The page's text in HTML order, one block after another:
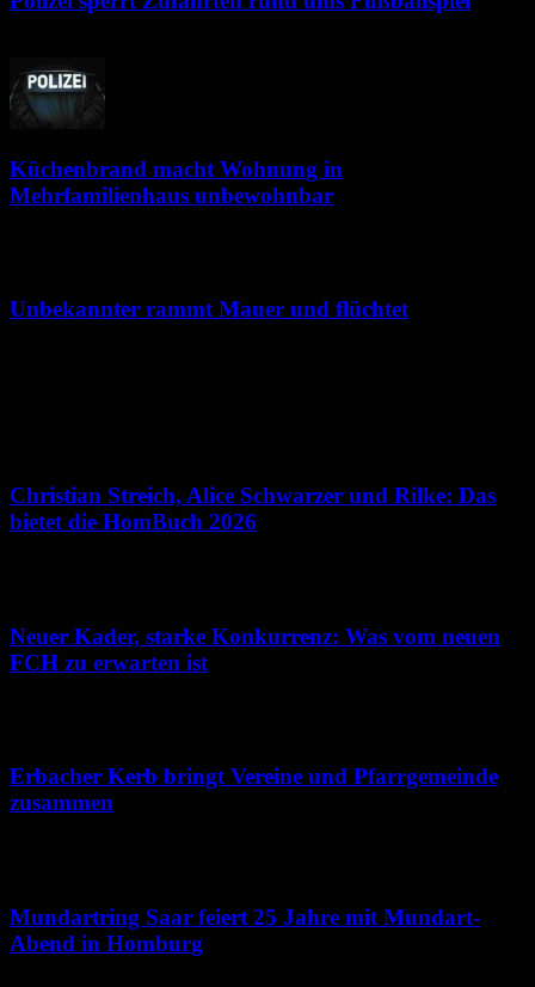
Küchenbrand macht Wohnung in
Mehrfamilienhaus unbewohnbar
Unbekannter rammt Mauer und flüchtet
Christian Streich, Alice Schwarzer und Rilke: Das
bietet die HomBuch 2026
Neuer Kader, starke Konkurrenz: Was vom neuen
FCH zu erwarten ist
Erbacher Kerb bringt Vereine und Pfarrgemeinde
zusammen
Mundartring Saar feiert 25 Jahre mit Mundart-
Abend in Homburg